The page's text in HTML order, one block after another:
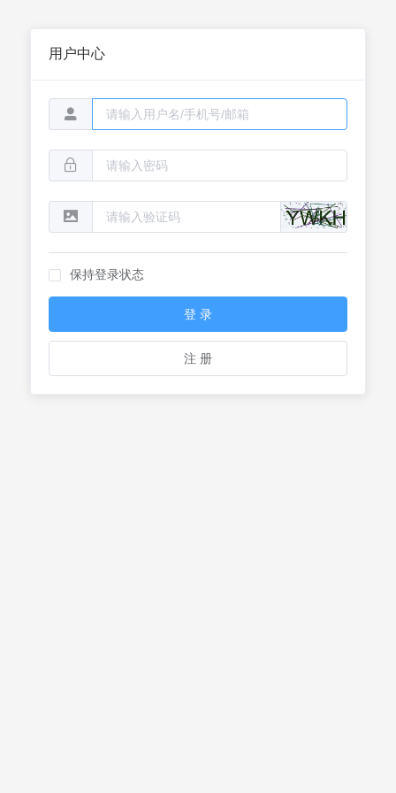
用户中心
保持登录状态
登 录
注 册